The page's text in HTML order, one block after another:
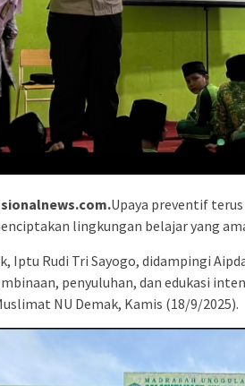
Upaya preventif
lingkungan belajar yang
Iptu Rudi Tri Sayogo, didampingi
penyuluhan, dan edukasi
NU Demak, Kamis (18/9/2025).